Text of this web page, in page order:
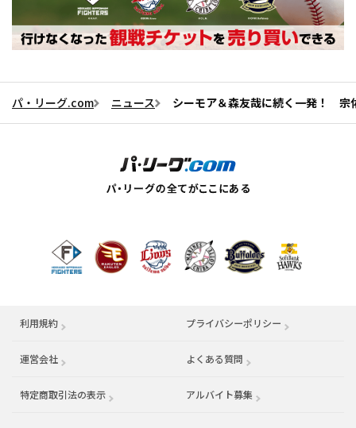
パ・リーグ.com ニュース シーモア＆森友哉に続く一発！ 宗
利用規約 プライバシーポリシー
運営会社 （別ウィンドウで開く） よくある質問
特定商取引法の表示 アルバイト募集 （別ウィンドウで開く